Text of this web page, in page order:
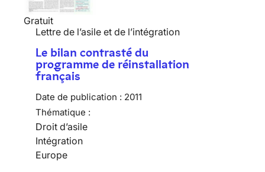
Gratuit
Lettre de l’asile et de l’intégration
Le bilan contrasté du
programme de réinstallation
français
Date de publication : 2011
Thématique :
Droit d’asile
Intégration
Europe